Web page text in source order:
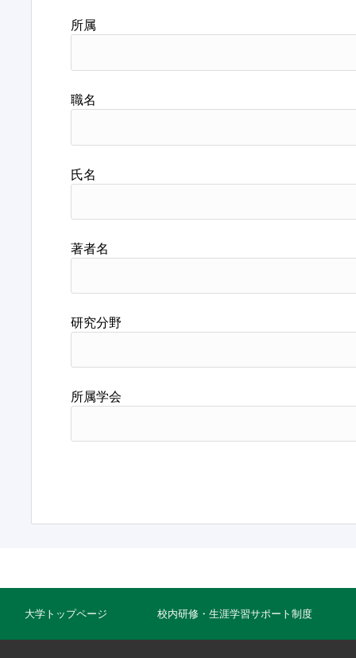
所属
職名
氏名
著者名
研究分野
所属学会
大学トップページ 校内研修・生涯学習サポート制度